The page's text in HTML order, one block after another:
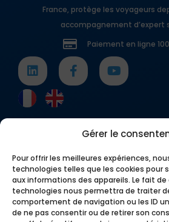
Gérer le
Pour offrir les meilleures expériences,
technologies telles que les cookies pour
aux informations des appareils. Le fait
technologies nous permettra de traiter
comportement de navigation ou les ID
de ne pas consentir ou de retirer son
France, protège les voyageurs
accompagnement d’expert
Paiement en ligne